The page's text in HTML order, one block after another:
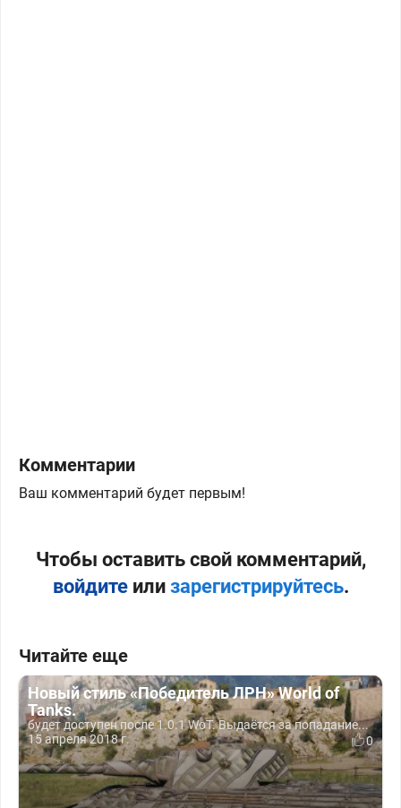
Комментарии
Ваш комментарий будет первым!
Чтобы оставить свой комментарий,
войдитеили зарегистрируйтесь.
Читайте еще
Новый стиль «Победитель ЛРН» World of
Tanks.
будет доступен после 1.0.1 WoT. Выдаётся за попадание...
15 апреля 2018 г.
0